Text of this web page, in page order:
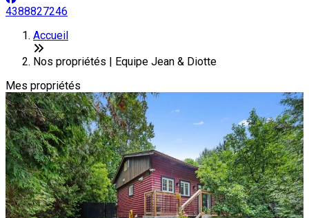
4388827246
+
−
Accueil
Nos propriétés | Equipe Jean & Diotte
Mes propriétés